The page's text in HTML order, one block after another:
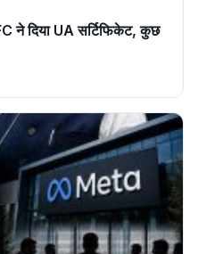
ने दिया UA सर्टिफिकेट, कुछ